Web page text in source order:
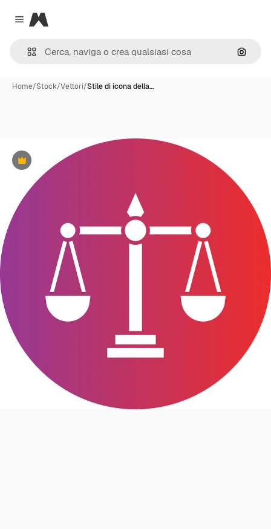
Close menu
Magnific
Cerca
Home/Stock/Vettori/Stile di icona della…
Premium